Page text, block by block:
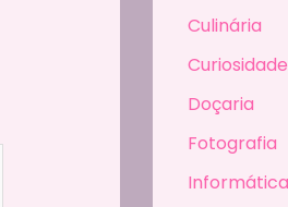
Culinária
Curiosidade
Doçaria
Fotografia
Informática